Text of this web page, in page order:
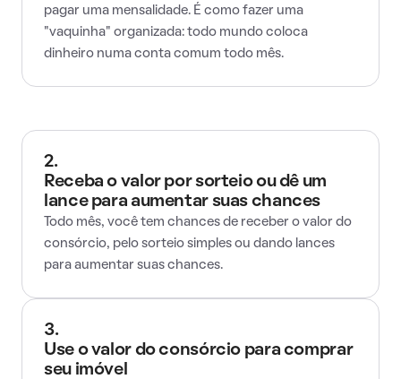
pagar uma mensalidade. É como fazer uma
"vaquinha" organizada: todo mundo coloca
dinheiro numa conta comum todo mês.
2.
Receba o valor por sorteio ou dê um
lance para aumentar suas chances
Todo mês, você tem chances de receber o valor do
consórcio, pelo sorteio simples ou dando lances
para aumentar suas chances.
3.
Use o valor do consórcio para comprar
seu imóvel